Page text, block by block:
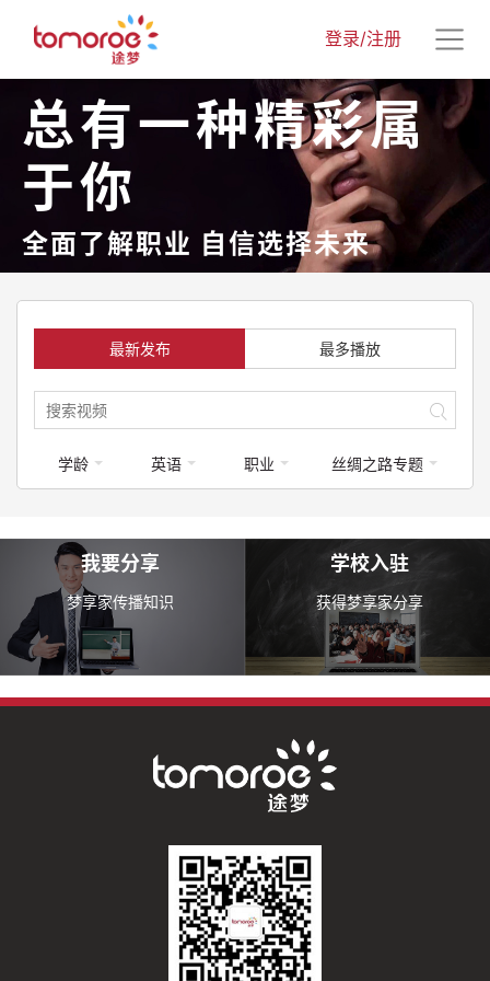
登录/注册
总有一种精彩属
于你
全面了解职业 自信选择未来
最新发布 最多播放
学龄 英语 职业 丝绸之路专题
我要分享
梦享家传播知识
学校入驻
获得梦享家分享